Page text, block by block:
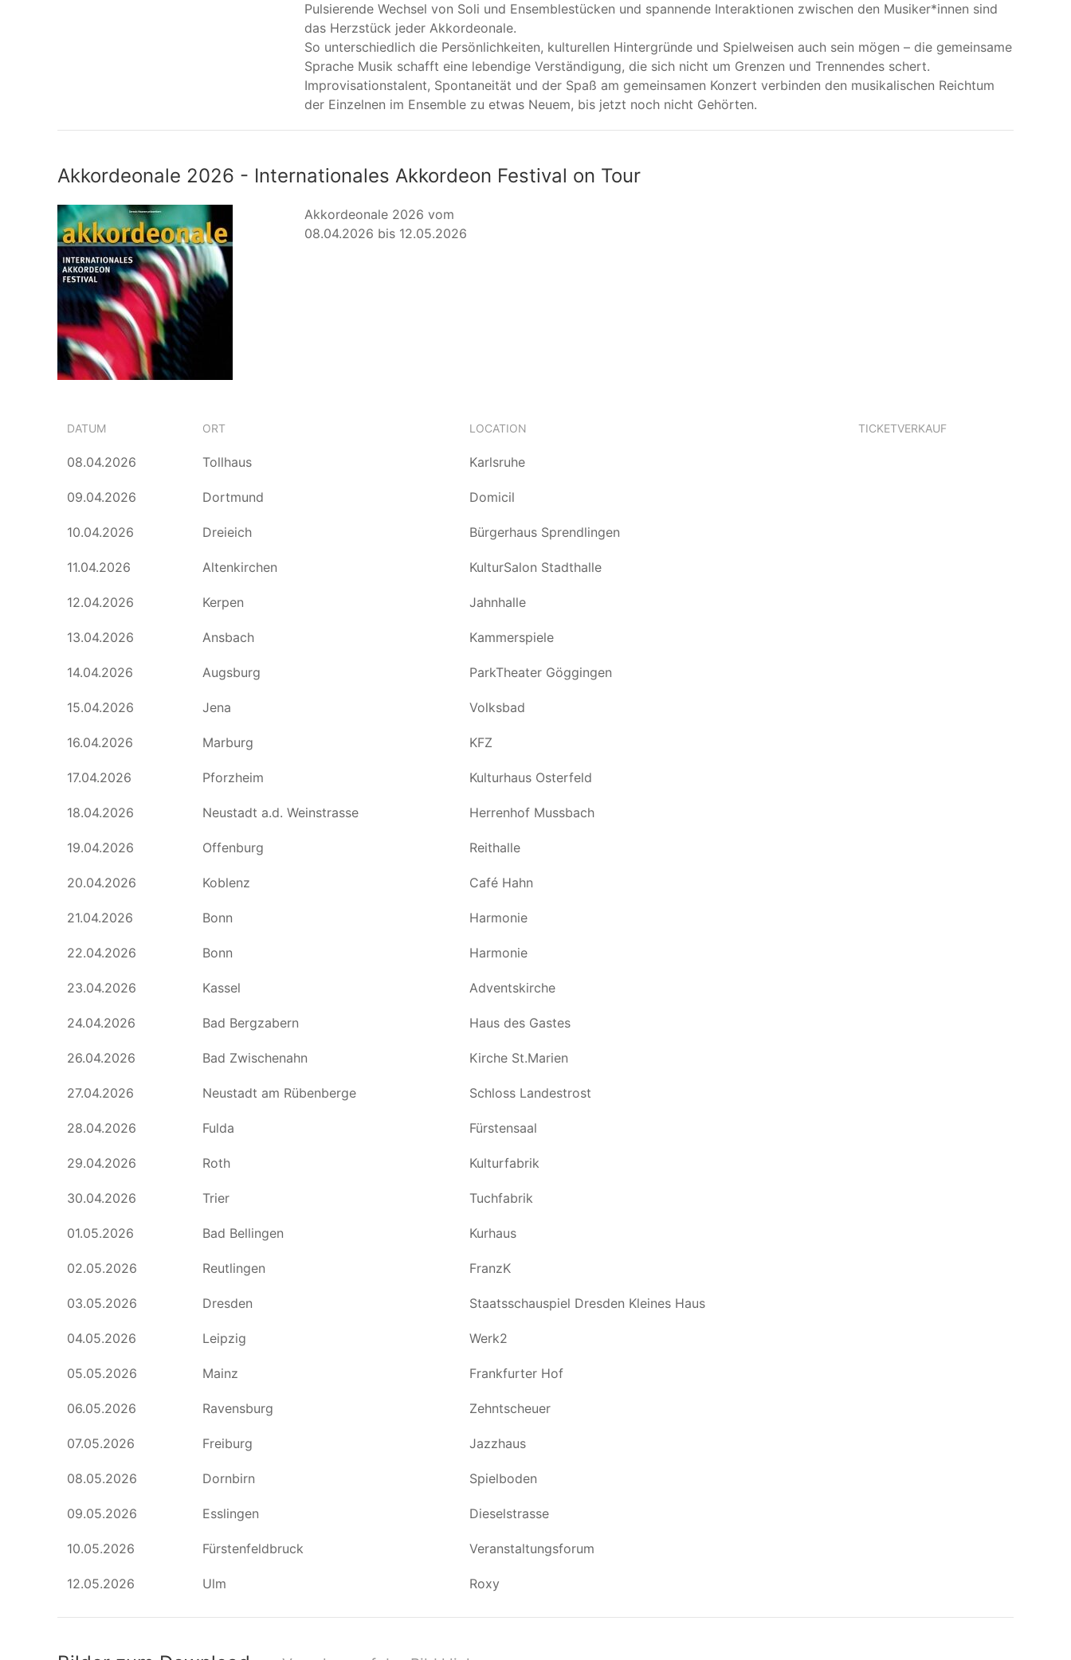
Pulsierende Wechsel von Soli und Ensemblestücken und spannende Interaktionen zwischen den Musiker*innen sind
das Herzstück jeder Akkordeonale.
So unterschiedlich die Persönlichkeiten, kulturellen Hintergründe und Spielweisen auch sein mögen – die gemeinsame
Sprache Musik schafft eine lebendige Verständigung, die sich nicht um Grenzen und Trennendes schert.
Improvisationstalent, Spontaneität und der Spaß am gemeinsamen Konzert verbinden den musikalischen Reichtum
der Einzelnen im Ensemble zu etwas Neuem, bis jetzt noch nicht Gehörten.
Akkordeonale 2026 - Internationales Akkordeon Festival on Tour
Akkordeonale 2026 vom
08.04.2026 bis 12.05.2026
DATUM ORT LOCATION TICKETVERKAUF
08.04.2026 Tollhaus Karlsruhe
09.04.2026 Dortmund Domicil
10.04.2026 Dreieich Bürgerhaus Sprendlingen
11.04.2026 Altenkirchen KulturSalon Stadthalle
12.04.2026 Kerpen Jahnhalle
13.04.2026 Ansbach Kammerspiele
14.04.2026 Augsburg ParkTheater Göggingen
15.04.2026 Jena Volksbad
16.04.2026 Marburg KFZ
17.04.2026 Pforzheim Kulturhaus Osterfeld
18.04.2026 Neustadt a.d. Weinstrasse Herrenhof Mussbach
19.04.2026 Offenburg Reithalle
20.04.2026 Koblenz Café Hahn
21.04.2026 Bonn Harmonie
22.04.2026 Bonn Harmonie
23.04.2026 Kassel Adventskirche
24.04.2026 Bad Bergzabern Haus des Gastes
26.04.2026 Bad Zwischenahn Kirche St.Marien
27.04.2026 Neustadt am Rübenberge Schloss Landestrost
28.04.2026 Fulda Fürstensaal
29.04.2026 Roth Kulturfabrik
30.04.2026 Trier Tuchfabrik
01.05.2026 Bad Bellingen Kurhaus
02.05.2026 Reutlingen FranzK
03.05.2026 Dresden Staatsschauspiel Dresden Kleines Haus
04.05.2026 Leipzig Werk2
05.05.2026 Mainz Frankfurter Hof
06.05.2026 Ravensburg Zehntscheuer
07.05.2026 Freiburg Jazzhaus
08.05.2026 Dornbirn Spielboden
09.05.2026 Esslingen Dieselstrasse
10.05.2026 Fürstenfeldbruck Veranstaltungsforum
12.05.2026 Ulm Roxy